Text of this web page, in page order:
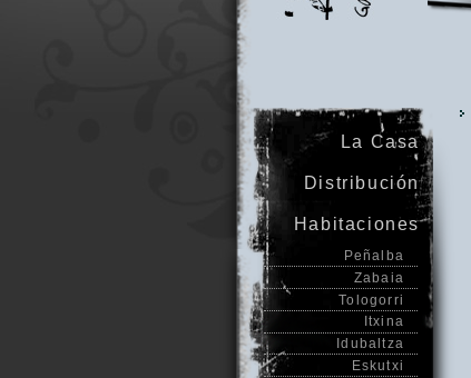
La Casa
Distribución
Habitaciones
Peñalba
Zabaia
Tologorri
Itxina
Idubaltza
Eskutxi